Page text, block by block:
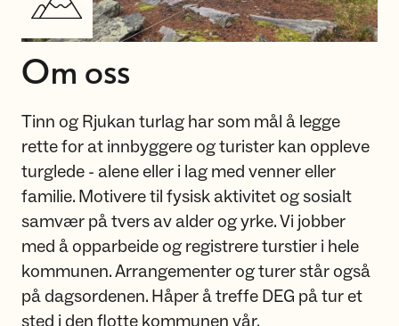
Om oss
Tinn og Rjukan turlag har som mål å legge
rette for at innbyggere og turister kan oppleve
turglede - alene eller i lag med venner eller
familie. Motivere til fysisk aktivitet og sosialt
samvær på tvers av alder og yrke. Vi jobber
med å opparbeide og registrere turstier i hele
kommunen. Arrangementer og turer står også
på dagsordenen. Håper å treffe DEG på tur et